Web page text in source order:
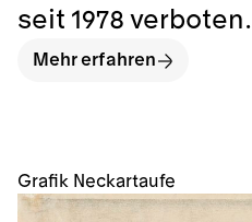
Grafik Neckartaufe
seit 1978 verboten.
Mehr erfahren